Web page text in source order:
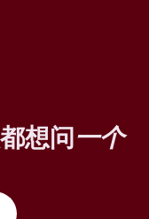
想问一个